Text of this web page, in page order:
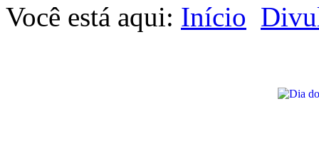
Você está aqui: Início